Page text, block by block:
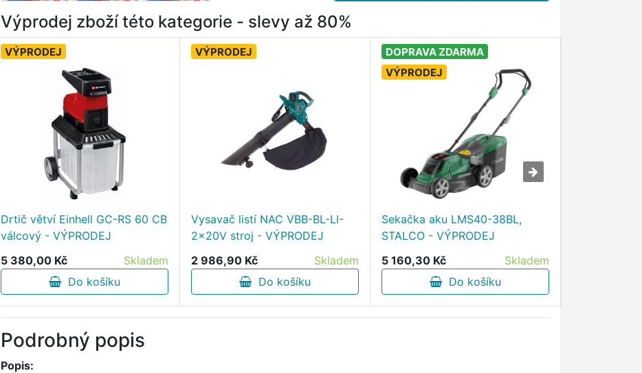
Výprodej zboží této kategorie - slevy až 80%
VÝPRODEJ
Drtič větví Einhell GC-RS 60 CB
válcový - VÝPRODEJ
5 380,00 Kč
Skladem
Do košíku
VÝPRODEJ
Vysavač listí NAC VBB-BL-LI-
2x20V stroj - VÝPRODEJ
2 986,90 Kč
Skladem
Do košíku
DOPRAVA ZDARMA
VÝPRODEJ
Sekačka aku LMS40-38BL,
STALCO - VÝPRODEJ
5 160,30 Kč
Skladem
Do košíku
Podrobný popis
Popis: